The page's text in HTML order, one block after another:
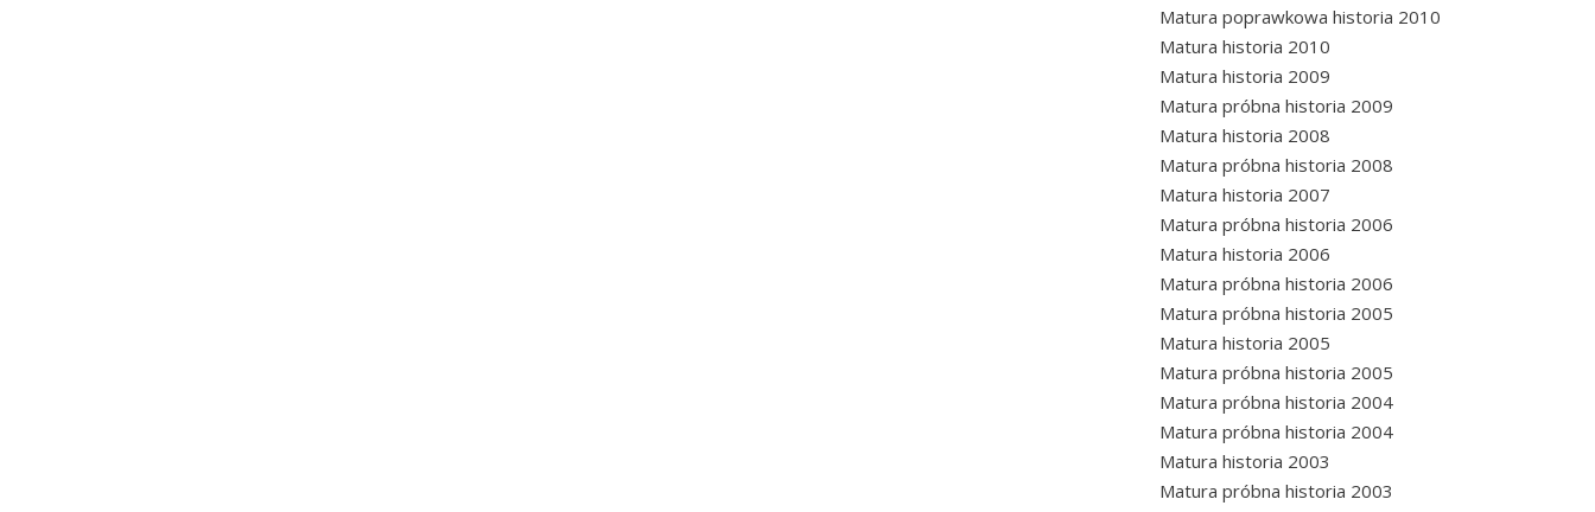
Matura poprawkowa historia 2010
Matura historia 2010
Matura historia 2009
Matura próbna historia 2009
Matura historia 2008
Matura próbna historia 2008
Matura historia 2007
Matura próbna historia 2006
Matura historia 2006
Matura próbna historia 2006
Matura próbna historia 2005
Matura historia 2005
Matura próbna historia 2005
Matura próbna historia 2004
Matura próbna historia 2004
Matura historia 2003
Matura próbna historia 2003